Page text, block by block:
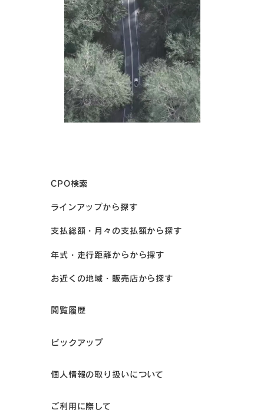
CPO検索
ラインアップから探す
支払総額・月々の支払額から探す
年式・走行距離からから探す
お近くの地域・販売店から探す
閲覧履歴
ピックアップ
個人情報の取り扱いについて
ご利用に際して